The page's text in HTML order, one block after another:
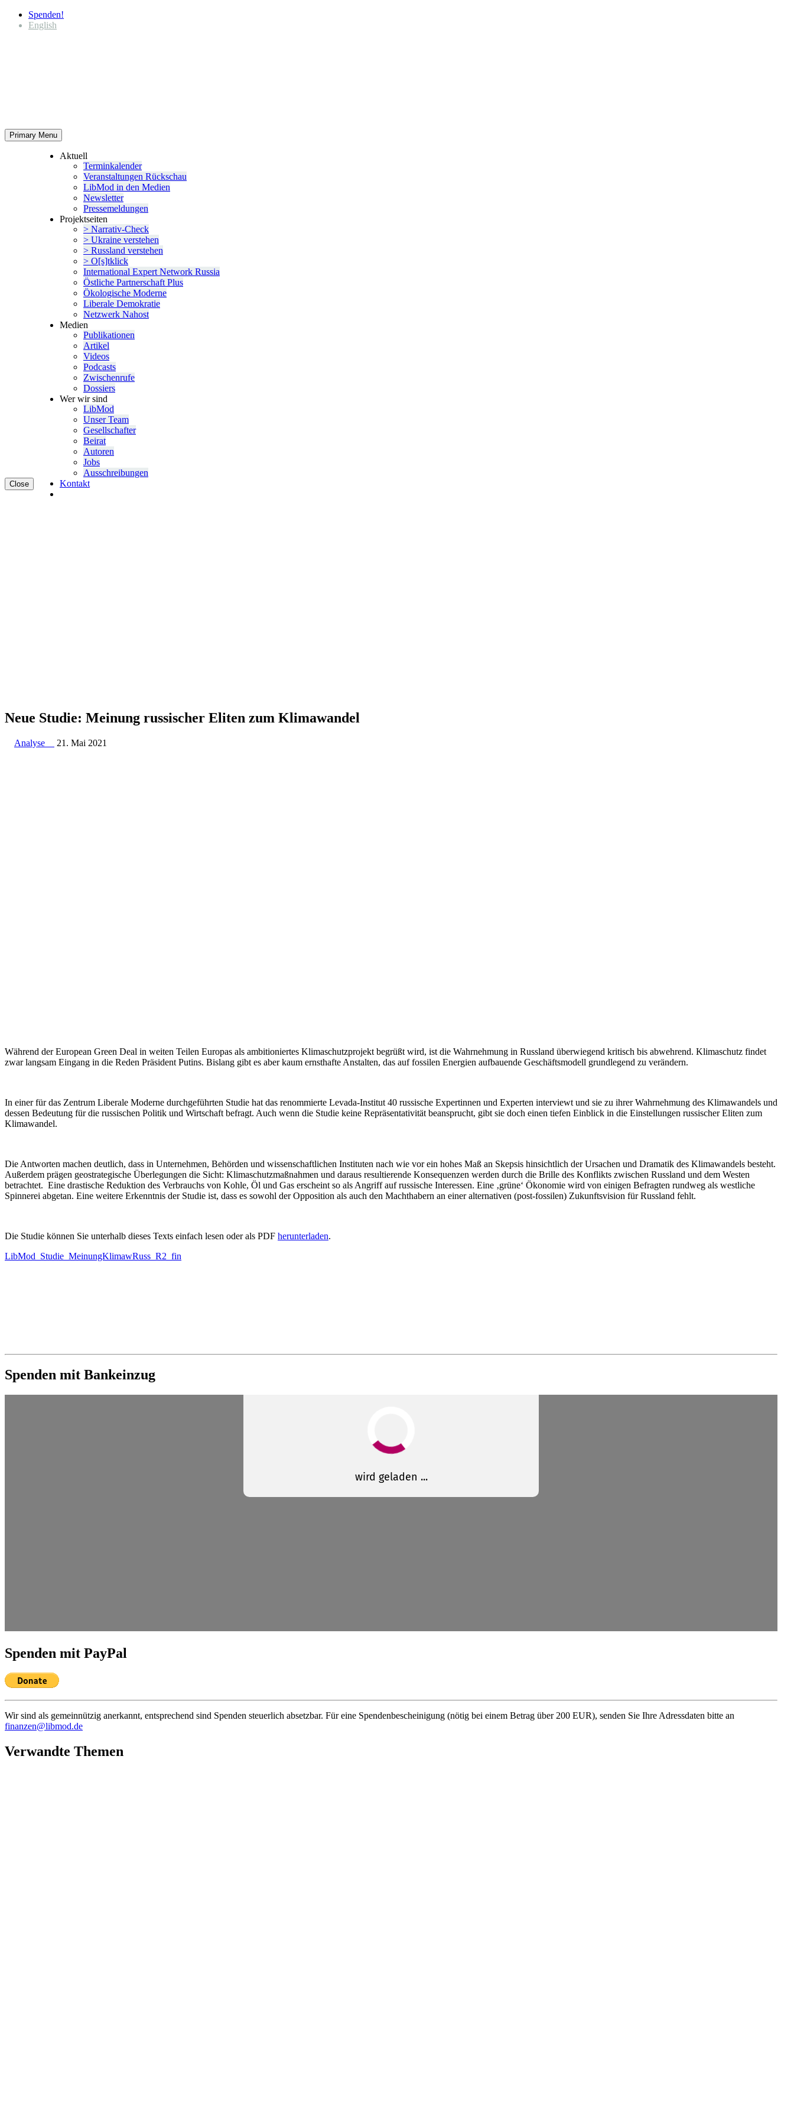
Spenden!
English
Primary Menu
Close
Aktuell
Termin­ka­lender
Veran­stal­tungen Rückschau
LibMod in den Medien
Newsletter
Presse­mel­dungen
Projekt­seiten
> Narrativ-Check
> Ukraine verstehen
> Russland verstehen
> O[s]tklick
Inter­na­tional Expert Network Russia
Östliche Partner­schaft Plus
Ökolo­gische Moderne
Liberale Demokratie
Netzwerk Nahost
Medien
Publi­ka­tionen
Artikel
Videos
Podcasts
Zwischenrufe
Dossiers
Wer wir sind
LibMod
Unser Team
Gesell­schafter
Beirat
Autoren
Jobs
Ausschrei­bungen
Kontakt
Neue Studie: Meinung russi­scher Eliten zum Klimawandel
Analyse 21. Mai 2021
Während der European Green Deal in weiten Teilen Europas als ambitio­niertes Klima­schutz­projekt begrüßt wird, ist die Wahrnehmung in Russland überwiegend kritisch bis abwehrend. Klima­schutz findet
zwar langsam Eingang in die Reden Präsident Putins. Bislang gibt es aber kaum ernst­hafte Anstalten, das auf fossilen Energien aufbauende Geschäfts­modell grund­legend zu verändern.
In einer für das Zentrum Liberale Moderne durch­ge­führten Studie hat das renom­mierte Levada-Institut 40 russische Exper­tinnen und Experten inter­viewt und sie zu ihrer Wahrnehmung des Klima­wandels und
dessen Bedeutung für die russi­schen Politik und Wirtschaft befragt. Auch wenn die Studie keine Reprä­sen­ta­ti­vität beansprucht, gibt sie doch einen tiefen Einblick in die Einstel­lungen russi­scher Eliten zum
Klimawandel.
Die Antworten machen deutlich, dass in Unter­nehmen, Behörden und wissen­schaft­lichen Insti­tuten nach wie vor ein hohes Maß an Skepsis hinsichtlich der Ursachen und Dramatik des Klima­wandels besteht.
Außerdem prägen geostra­te­gische Überle­gungen die Sicht: Klima­schutz­maß­nahmen und daraus resul­tie­rende Konse­quenzen werden durch die Brille des Konflikts zwischen Russland und dem Westen
betrachtet. Eine drastische Reduktion des Verbrauchs von Kohle, Öl und Gas erscheint so als Angriff auf russische Inter­essen. Eine ‚grüne‘ Ökonomie wird von einigen Befragten rundweg als westliche
Spinnerei abgetan. Eine weitere Erkenntnis der Studie ist, dass es sowohl der Opposition als auch den Macht­habern an einer alter­na­tiven (post-fossilen) Zukunfts­vision für Russland fehlt.
Die Studie können Sie unter­halb dieses Texts einfach lesen oder als PDF herun­ter­laden.
LibMod_​Studie_​MeinungKlimawRuss_​R2_​fin
Spenden mit Bankeinzug
Spenden mit PayPal
Wir sind als gemein­nützig anerkannt, entspre­chend sind Spenden steuerlich absetzbar. Für eine Spenden­be­schei­nigung (nötig bei einem Betrag über 200 EUR), senden Sie Ihre Adress­daten bitte an
finanzen@libmod.de
Verwandte Themen